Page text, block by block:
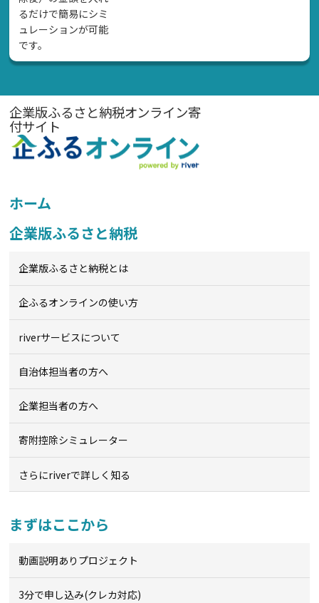
るだけで簡易にシミ
ュレーションが可能
です。
企業版ふるさと納税オンライン寄
付サイト
ホーム
企業版ふるさと納税
企業版ふるさと納税とは
企ふるオンラインの使い方
riverサービスについて
自治体担当者の方へ
企業担当者の方へ
寄附控除シミュレーター
さらにriverで詳しく知る
まずはここから
動画説明ありプロジェクト
3分で申し込み(クレカ対応)